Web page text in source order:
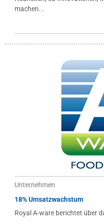
machen...
Unternehmen
18% Umsatzwachstum
Royal A-ware berichtet über